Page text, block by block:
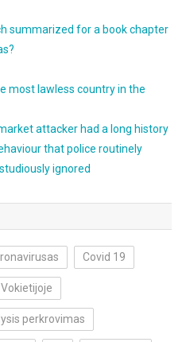
summarized for a book chapter
most lawless country in the
attacker had a long history
that police routinely
ignored
Covid 19
perkrovimas